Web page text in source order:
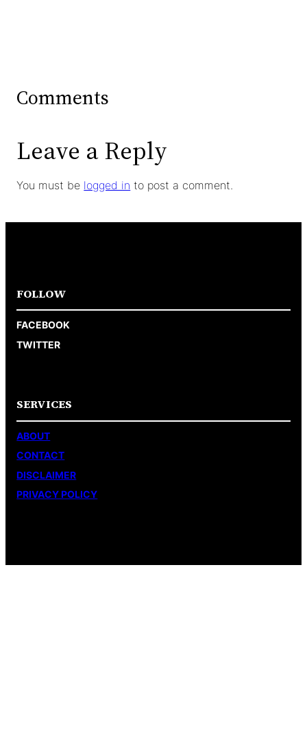
Comments
Leave a Reply
You must be logged in to post a comment.
FOLLOW
FACEBOOK
TWITTER
SERVICES
ABOUT
CONTACT
DISCLAIMER
PRIVACY POLICY